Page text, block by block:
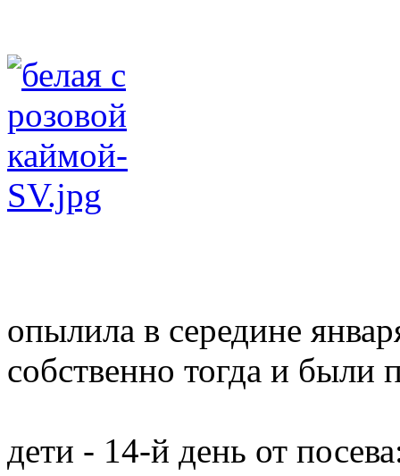
опылила в середине
собственно тогда и были
дети - 14-й день от